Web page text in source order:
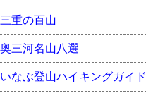
三重の百山
奥三河名山八選
いなぶ登山ハイキングガイド